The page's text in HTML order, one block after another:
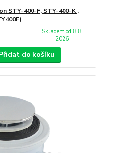
STY-400-F, STY-400-K ,
Skladem od 8.8.
2026
Přidat do košíku